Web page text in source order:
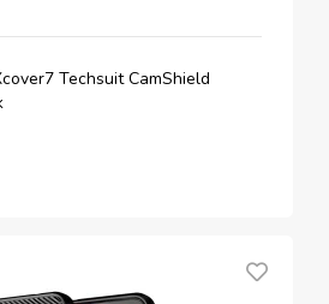
Techsuit CamShield